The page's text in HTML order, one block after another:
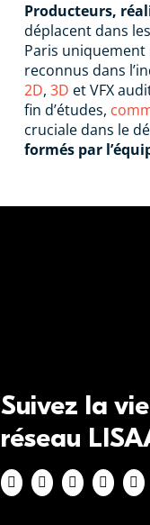
Producteurs,
déplacent dans
Paris uniquement
reconnus dans
2D, 3D et VFX
fin d’études,
cruciale dans le
formés par
Suivez la
réseau